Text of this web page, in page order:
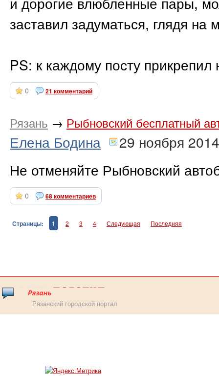
заставил задуматься, глядя
PS: к каждому посту
0 21 комментарий
Рязань → Рыбновский бесплатный
Елена Бодина
29 ноября 2014
Не отменяйте Рыбновский
0 68 комментариев
Страницы: 1 2 3 4 Следующая Последняя
Рязанский городской портал